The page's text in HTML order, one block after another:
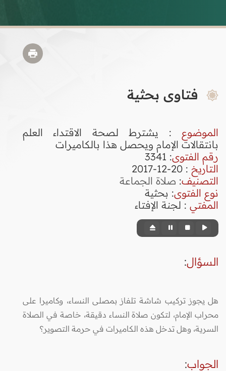
فتاوى بحثية
الموضوع : يشترط لصحة الاقتداء العلم
بانتقالات الإمام ويحصل هذا بالكاميرات
رقم الفتوى:
3341
التاريخ : 20-12-2017
التصنيف: صلاة الجماعة
نوع الفتوى: بحثية
المفتي : لجنة الإفتاء
السؤال:
هل يجوز تركيب شاشة تلفاز بمصلى النساء، وكاميرا على
محراب الإمام، لتكون صلاة النساء دقيقة، خاصة في الصلاة
السرية، وهل تدخل هذه الكاميرات في حرمة التصوير؟
الجواب: